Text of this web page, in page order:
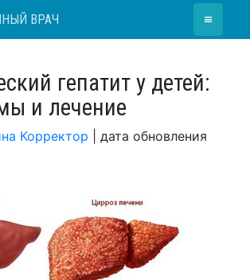
ВРАЧ ≡
гепатит у детей:
и лечение
Корректор
дата обновления